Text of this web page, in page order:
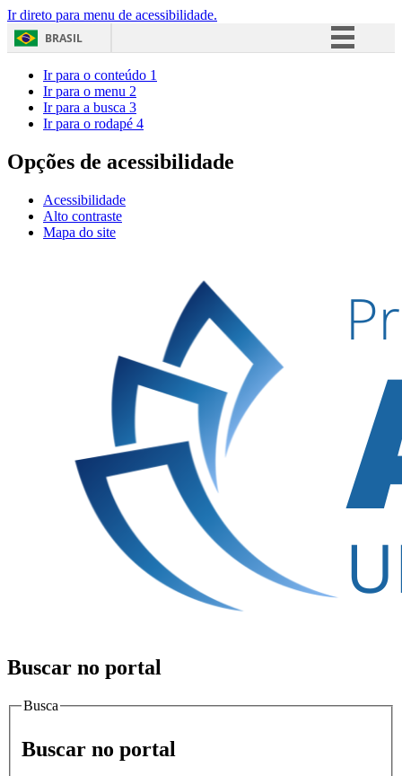
Ir direto para menu de acessibilidade.
BRASIL
Acesso à informação
Ir para o conteúdo 1
Ir para o menu 2
Ir para a busca 3
Ir para o rodapé 4
Opções de acessibilidade
Acessibilidade
Alto contraste
Mapa do site
Buscar no portal
Busca
Buscar no portal